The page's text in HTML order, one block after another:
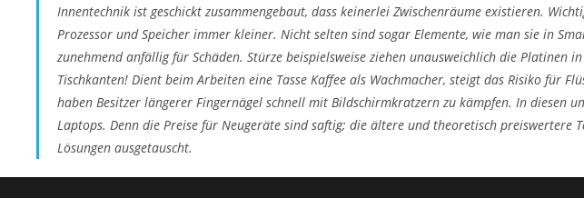
Innentechnik ist geschickt zusammengebaut, dass keinerlei Zwischenräume existieren.
Prozessor und Speicher immer kleiner. Nicht selten sind sogar Elemente, wie man sie in
zunehmend anfällig für Schäden. Stürze beispielsweise ziehen unausweichlich die Platinen
Tischkanten! Dient beim Arbeiten eine Tasse Kaffee als Wachmacher, steigt das Risiko für
haben Besitzer längerer Fingernägel schnell mit Bildschirmkratzern zu kämpfen. In diesen
Laptops. Denn die Preise für Neugeräte sind saftig; die ältere und theoretisch preiswertere
Lösungen ausgetauscht.